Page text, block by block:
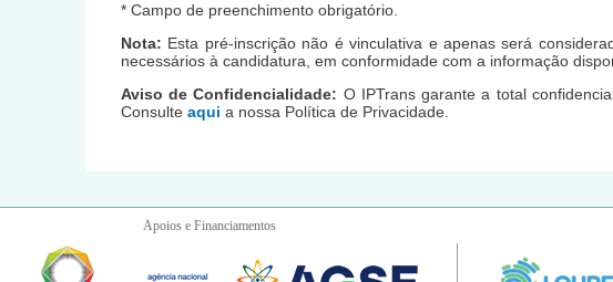
* Campo de preenchimento obrigatório.
Nota: Esta pré-inscrição não é vinculativa e apenas será
necessários à candidatura, em conformidade com a informação
Aviso de Confidencialidade: O IPTrans garante a total
Consulte aqui a nossa Política de Privacidade.
Apoios e Financiamentos